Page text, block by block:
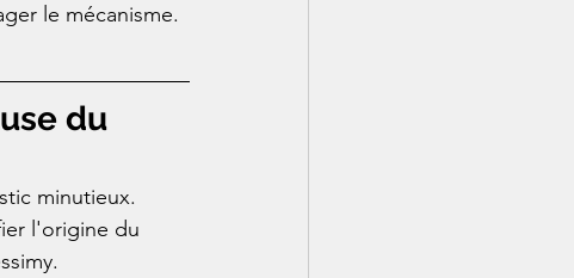
le mécanisme.
du
minutieux.
l'origine du